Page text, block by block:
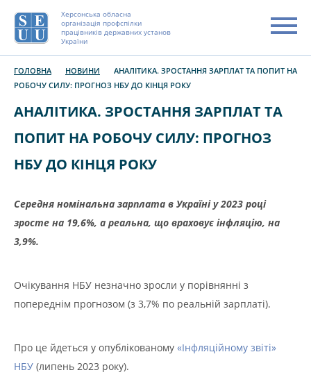
Херсонська обласна
організація профспілки
працівників державних установ
України
ГОЛОВНА НОВИНИ
АНАЛІТИКА. ЗРОСТАННЯ ЗАРПЛАТ ТА ПОПИТ НА
РОБОЧУ СИЛУ: ПРОГНОЗ НБУ ДО КІНЦЯ РОКУ
АНАЛІТИКА. ЗРОСТАННЯ ЗАРПЛАТ ТА
ПОПИТ НА РОБОЧУ СИЛУ: ПРОГНОЗ
НБУ ДО КІНЦЯ РОКУ
Середня номінальна зарплата в Україні у2023 році
зросте на 19,6%, а реальна, що враховує інфляцію, на
3,9%.
Очікування НБУ незначно зросли у порівнянні з
попереднім прогнозом (з 3,7% по реальній зарплаті).
Про це йдеться у опублікованому «Інфляційному звіті»
НБУ (липень 2023 року).